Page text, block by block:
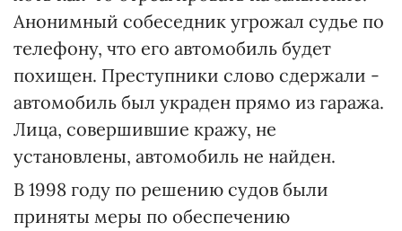
Анонимный собеседник угрожал судье по
телефону, что его автомобиль будет
похищен. Преступники слово сдержали -
автомобиль был украден прямо из гаража.
Лица, совершившие кражу, не
установлены, автомобиль не найден.
В 1998 году по решению судов были
приняты меры по обеспечению